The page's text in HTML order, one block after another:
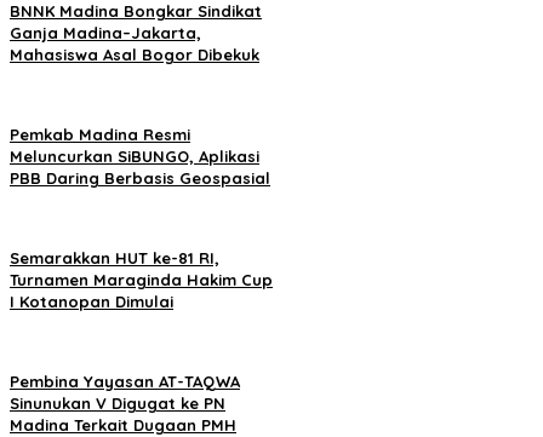
BNNK Madina Bongkar Sindikat
Ganja Madina–Jakarta,
Mahasiswa Asal Bogor Dibekuk
Pemkab Madina Resmi
Meluncurkan SiBUNGO, Aplikasi
PBB Daring Berbasis Geospasial
Semarakkan HUT ke-81 RI,
Turnamen Maraginda Hakim Cup
I Kotanopan Dimulai
Pembina Yayasan AT-TAQWA
Sinunukan V Digugat ke PN
Madina Terkait Dugaan PMH